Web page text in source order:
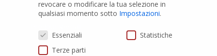
Pozzi Artesiani
revocare o modificare la tua selezione in
qualsiasi momento sotto Impostazioni.
Preferenze Privacy
Essenziali
Statistiche
Terze parti